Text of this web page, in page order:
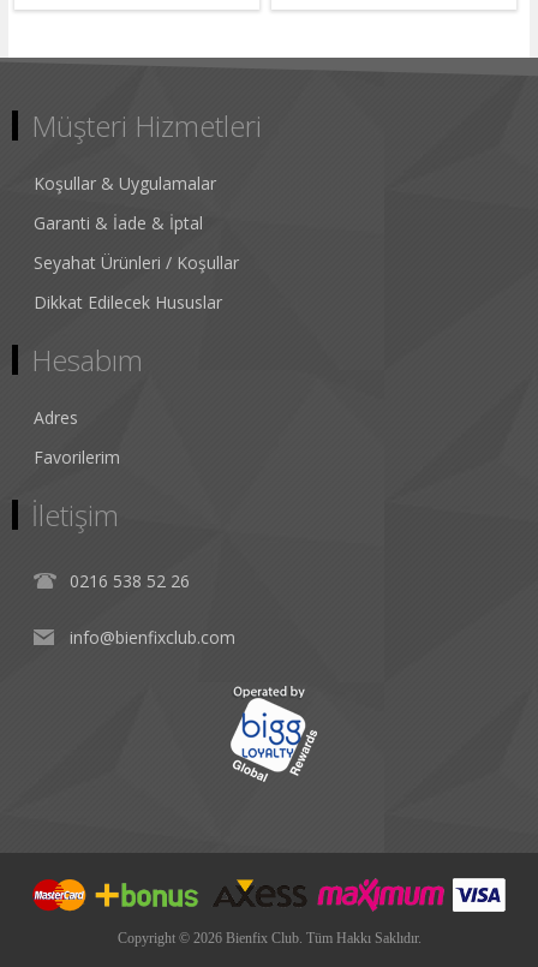
Müşteri Hizmetleri
Koşullar & Uygulamalar
Garanti & İade & İptal
Seyahat Ürünleri / Koşullar
Dikkat Edilecek Hususlar
Hesabım
Adres
Favorilerim
İletişim
0216 538 52 26
info@bienfixclub.com
Copyright © 2026 Bienfix Club. Tüm Hakkı Saklıdır.